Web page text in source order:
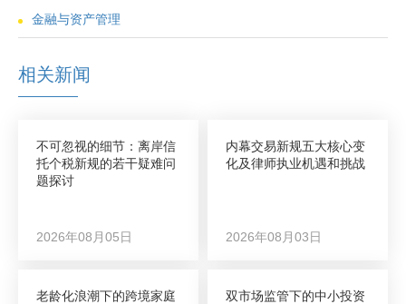
金融与资产管理
相关新闻
不可忽视的细节：离岸信
托个税新规的若干疑难问
题探讨
2026年08月05日
内幕交易新规五大核心变
化及律师执业机遇和挑战
2026年08月03日
老龄化浪潮下的跨境家庭
双市场监管下的中小投资